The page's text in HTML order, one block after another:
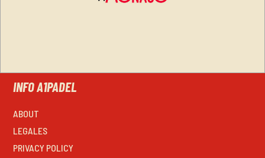
INFO A1PADEL
ABOUT
LEGALES
PRIVACY POLICY